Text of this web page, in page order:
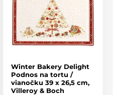
Winter Bakery Delight
Podnos na tortu /
vianočku 39 x 26,5 cm,
Villeroy & Boch